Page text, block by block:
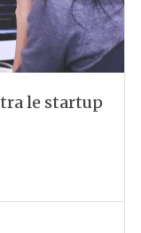
le startup